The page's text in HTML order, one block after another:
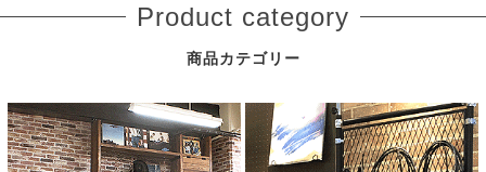
Product category
商品カテゴリー